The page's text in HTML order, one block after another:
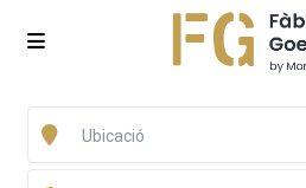
Ubicació